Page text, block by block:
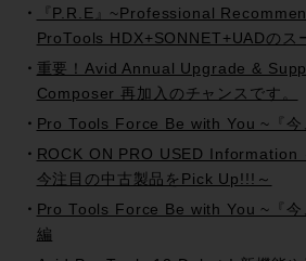
『P.R.E』~Professional
ProTools HDX+SONNET+UADのス
重要！Avid Annual Upgrade &
Composer 再加入のチャンスです。
Pro Tools Force Be with You ~『今
ROCK ON PRO USED Information
今注目の中古製品をPick Up!!!～
Pro Tools Force Be with You ~『今
編